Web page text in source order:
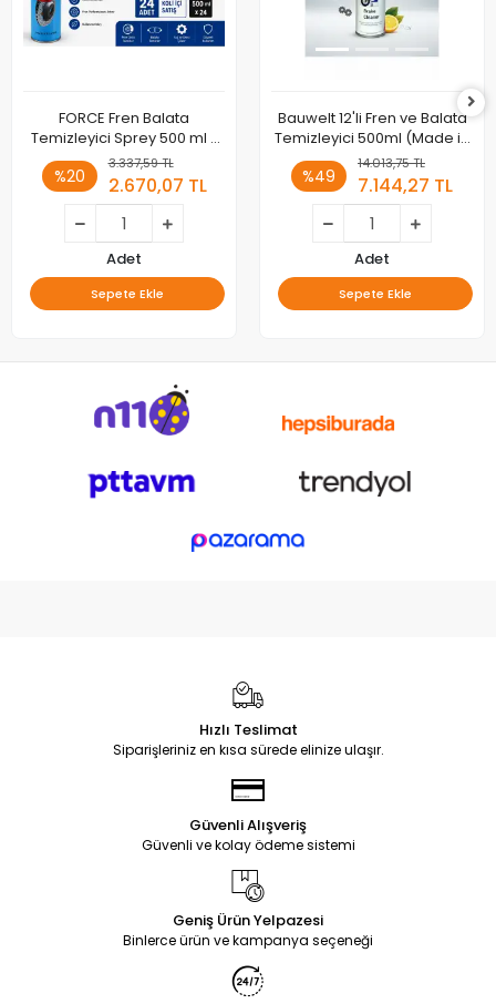
FORCE Fren Balata
Temizleyici Sprey 500 ml x
24 Adet (Koli)
%20
3.337,59 TL
2.670,07 TL
Adet
Sepete Ekle
Bauwelt 12'li Fren ve Balata
Temizleyici 500ml (Made in
Germany)
%49
14.013,75 TL
7.144,27 TL
Adet
Sepete Ekle
Hızlı Teslimat
Siparişleriniz en kısa sürede elinize ulaşır.
Güvenli Alışveriş
Güvenli ve kolay ödeme sistemi
Geniş Ürün Yelpazesi
Binlerce ürün ve kampanya seçeneği